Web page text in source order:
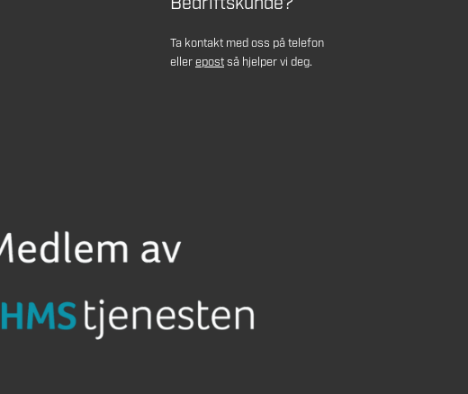
Ta kontakt med oss på telefon
ellerepostså hjelper vi deg.